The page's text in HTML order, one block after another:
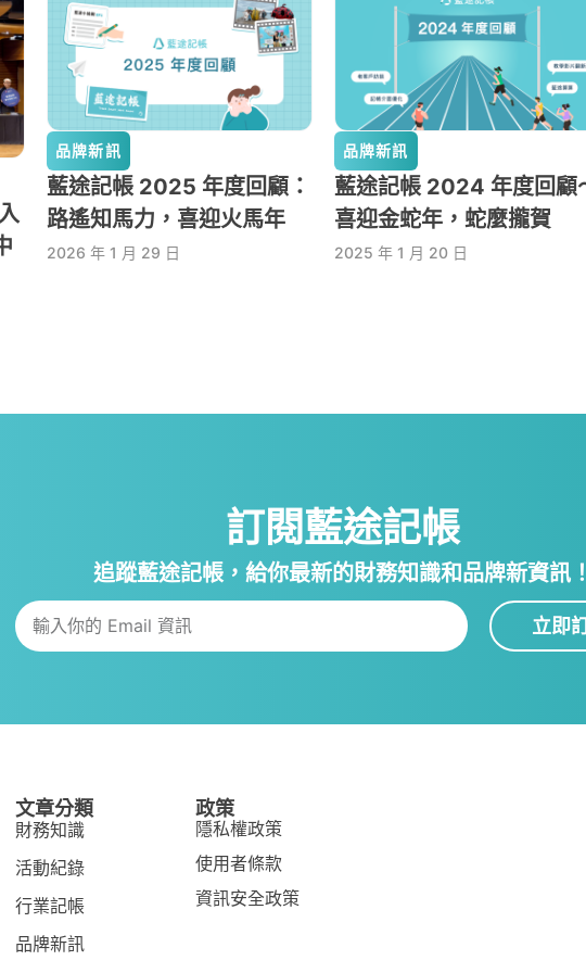
品牌新訊
藍途記帳 2025 年度回顧：
路遙知馬力，喜迎火馬年
2026 年 1 月 29 日
品牌新訊
藍途記帳 2024 年度回顧
喜迎金蛇年，蛇麼攏賀
2025 年 1 月 20 日
訂閱藍途記帳
追蹤藍途記帳，給你最新的財務知識和品牌新資訊
立即
文章分類
財務知識
活動紀錄
行業記帳
品牌新訊
政策
隱私權政策
使用者條款
資訊安全政策